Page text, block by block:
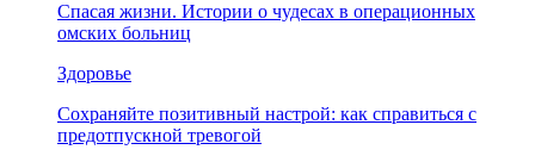
Спасая жизни. Истории о чудесах в операционных
омских больниц
Здоровье
Сохраняйте позитивный настрой: как справиться с
предотпускной тревогой